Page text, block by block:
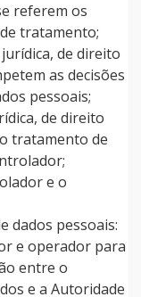
referem os
tratamento;
de direito
as decisões
pessoais;
de direito
tratamento de
e o
dados pessoais:
e operador para
entre o
e a Autoridade